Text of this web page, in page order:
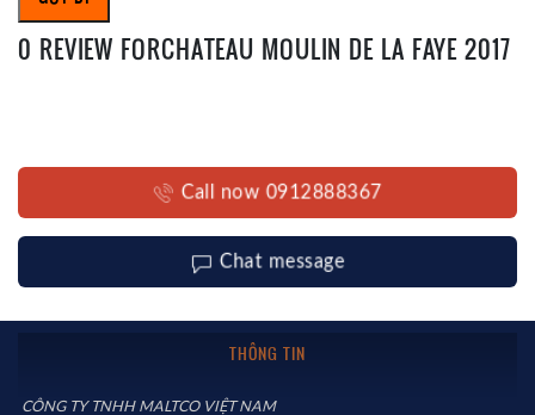
0 REVIEW FORCHATEAU MOULIN DE LA FAYE 2017
Call now 0912888367
Chat message
THÔNG TIN
CÔNG TY TNHH MALTCO VIỆT NAM